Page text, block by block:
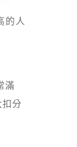
的人
滿
分